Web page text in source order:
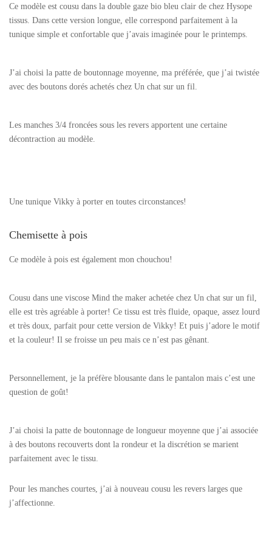
Ce modèle est cousu dans la double gaze bio bleu clair de chez Hysope
tissus. Dans cette version longue, elle correspond parfaitement à la
tunique simple et confortable que j’avais imaginée pour le printemps.
J’ai choisi la patte de boutonnage moyenne, ma préférée, que j’ai twistée
avec des boutons dorés achetés chez Un chat sur un fil.
Les manches 3/4 froncées sous les revers apportent une certaine
décontraction au modèle.
Une tunique Vikky à porter en toutes circonstances!
Chemisette à pois
Ce modèle à pois est également mon chouchou!
Cousu dans une viscose Mind the maker achetée chez Un chat sur un fil,
elle est très agréable à porter! Ce tissu est très fluide, opaque, assez lourd
et très doux, parfait pour cette version de Vikky! Et puis j’adore le motif
et la couleur! Il se froisse un peu mais ce n’est pas gênant.
Personnellement, je la préfère blousante dans le pantalon mais c’est une
question de goût!
J’ai choisi la patte de boutonnage de longueur moyenne que j’ai associée
à des boutons recouverts dont la rondeur et la discrétion se marient
parfaitement avec le tissu.
Pour les manches courtes, j’ai à nouveau cousu les revers larges que
j’affectionne.